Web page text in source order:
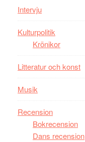
Mauri?
Intervju
Kulturpolitik
Krönikor
Litteratur och konst
Musik
Recension
Bokrecension
Dans recension